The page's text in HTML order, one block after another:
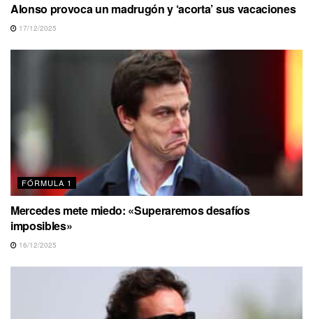
Alonso provoca un madrugón y ‘acorta’ sus vacaciones
17/12/2025
FÓRMULA 1
Mercedes mete miedo: «Superaremos desafíos
imposibles»
16/12/2025